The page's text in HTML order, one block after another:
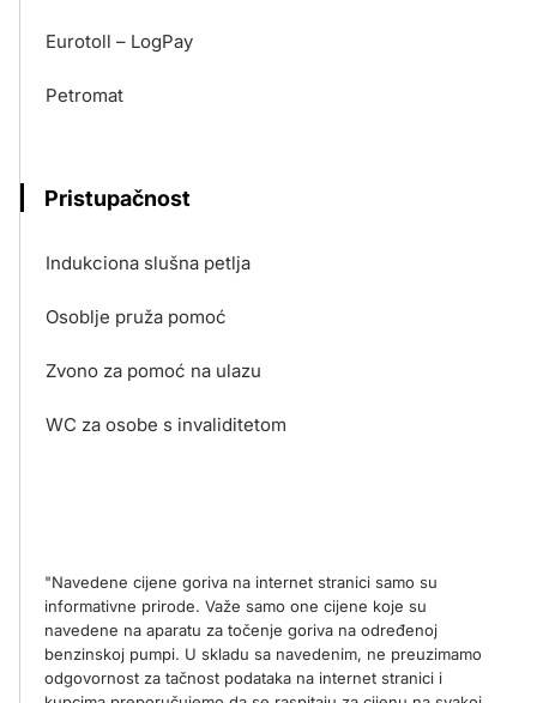
Eurotoll – LogPay
Petromat
Pristupačnost
Indukciona slušna petlja
Osoblje pruža pomoć
Zvono za pomoć na ulazu
WC za osobe s invaliditetom
"Navedene cijene goriva na internet stranici samo su
informativne prirode. Važe samo one cijene koje su
navedene na aparatu za točenje goriva na određenoj
benzinskoj pumpi. U skladu sa navedenim, ne preuzimamo
odgovornost za tačnost podataka na internet stranici i